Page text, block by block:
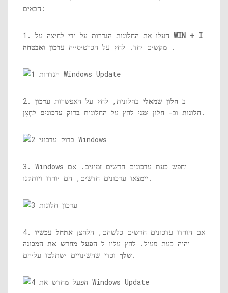
הבאים:
1. העלו את החלונות הגדרות
WIN + I
מקשים יחד. לחץ על הכרטיסייה עדכון ואבטחה .
2. ב חלון שמאלי בחלונית, לחץ על האפשרות עדכון
חלונות וב- חלון ימני לחץ על החלונית בדוק עדכונים לַחְצָן.
3. Windows יחפש כעת עדכונים חדשים זמינים. אם
יימצאו עדכונים חדשים, הם יורדו ויותקנו.
4. אם הורדו עדכונים חדשים כלשהם, הלחצן אתחל עכשיו
יהיה כעת פעיל. לחץ עליו ל הפעל מחדש את המכונה
שלךוכדי שהשינויים ישתלטו עליהם.